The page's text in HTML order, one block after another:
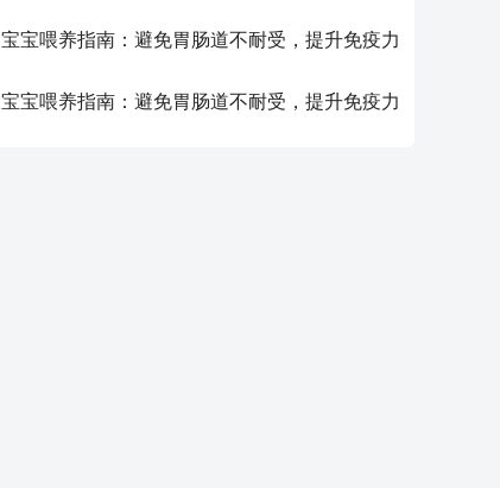
宝宝喂养指南：避免胃肠道不耐受，提升免疫力
宝宝喂养指南：避免胃肠道不耐受，提升免疫力